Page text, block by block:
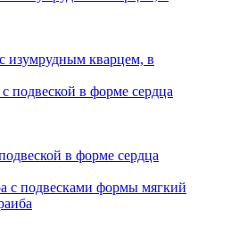
изумрудным кварцем, в
в форме сердца